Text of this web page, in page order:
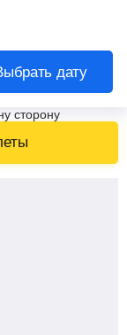
дату
сторону